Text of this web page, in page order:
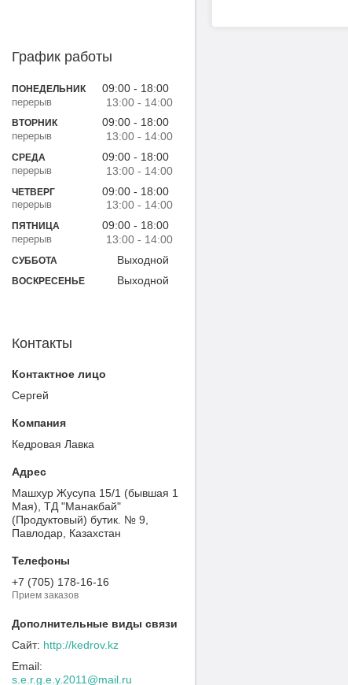
График работы
ПОНЕДЕЛЬНИК 09:00
18:00
13:00
14:00
ВТОРНИК 09:00
18:00
13:00
14:00
СРЕДА 09:00
18:00
13:00
14:00
ЧЕТВЕРГ 09:00
18:00
13:00
14:00
ПЯТНИЦА 09:00
18:00
13:00
14:00
СУББОТА Выходной
ВОСКРЕСЕНЬЕ Выходной
Контакты
Сергей
Кедровая Лавка
Машхур Жусупа 15/1 (бывшая 1
Мая), ТД "Манакбай"
(Продуктовый) бутик. № 9,
Павлодар, Казахстан
+7 (705) 178-16-16
Прием заказов
http://kedrov.kz
s.e.r.g.e.y.2011@mail.ru